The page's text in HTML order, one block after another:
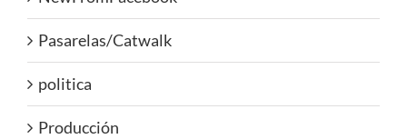
Pasarelas/Catwalk
politica
Producción